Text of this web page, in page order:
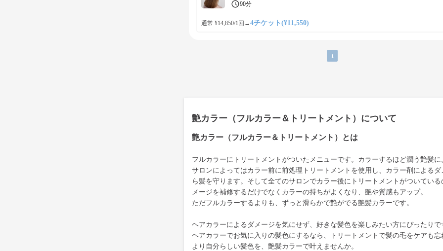
90分
通常 ¥14,850/1回 →4チケット(¥11,550)
1
艶カラー（フルカラー＆トリートメント）について
艶カラー（フルカラー＆トリートメント）とは
フルカラーにトリートメントがついたメニューです。カラーするほど潤う艶髪に
サロンによってはカラー前に前処理トリートメントを使用し、カラー剤によるダ
ら髪を守ります。そして全てのサロンでカラー後にトリートメントがついている
メージを補修するだけでなくカラーの持ちがよくなり、艶や質感もアップ。
ただフルカラーするよりも、ずっと滑らかで艶がでる艶髪カラーです。
ヘアカラーによるダメージを気にせず、好きな髪色を楽しみたい方にぴったりで
ヘアカラーでお気に入りの髪色にするなら、トリートメントで髪の毛をケアも忘
より自分らしい髪色を、艶髪カラーで叶えませんか。